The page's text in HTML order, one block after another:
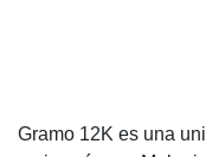
Gramo 12K es una